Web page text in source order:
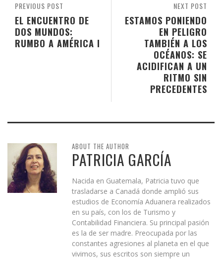
NEXT POST
ESTAMOS PONIENDO
EN PELIGRO
TAMBIÉN A LOS
OCÉANOS: SE
ACIDIFICAN A UN
RITMO SIN
PRECEDENTES
PREVIOUS POST
EL ENCUENTRO DE
DOS MUNDOS:
RUMBO A AMÉRICA I
ABOUT THE AUTHOR
PATRICIA GARCÍA
Nacida en Guatemala, Patricia tuvo que
trasladarse a Canadá donde amplió sus
estudios de Economía Aduanera realizados
en su país, con los de Turismo y
Contabilidad Financiera. Su principal pasión
es la de ser madre. Preocupada por las
constantes agresiones al planeta en el que
vivimos, sus escritos son siempre un